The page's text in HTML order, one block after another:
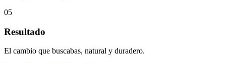
05
Resultado
El cambio que buscabas, natural y duradero.